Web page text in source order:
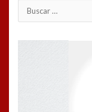
Buscar: